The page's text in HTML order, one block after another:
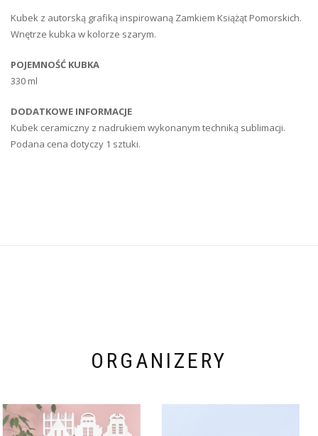
Kubek z autorską grafiką inspirowaną Zamkiem Książąt Pomorskich.
Wnętrze kubka w kolorze szarym.
POJEMNOŚĆ KUBKA
330 ml
DODATKOWE INFORMACJE
Kubek ceramiczny z nadrukiem wykonanym techniką sublimacji.
Podana cena dotyczy 1 sztuki.
ORGANIZERY